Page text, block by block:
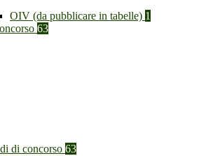
OIV (da pubblicare in tabelle) 1
63
di concorso 63